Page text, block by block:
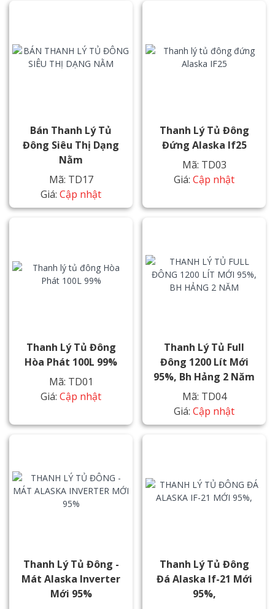
Bán Thanh Lý Tủ
Đông Siêu Thị Dạng
Nằm
Mã: TD17
Giá: Cập nhật
Thanh Lý Tủ Đông
Đứng Alaska If25
Mã: TD03
Giá: Cập nhật
Thanh Lý Tủ Đông
Hòa Phát 100L 99%
Mã: TD01
Giá: Cập nhật
Thanh Lý Tủ Full
Đông 1200 Lít Mới
95%, Bh Hảng 2 Năm
Mã: TD04
Giá: Cập nhật
Thanh Lý Tủ Đông -
Mát Alaska Inverter
Mới 95%
Thanh Lý Tủ Đông
Đá Alaska If-21 Mới
95%,